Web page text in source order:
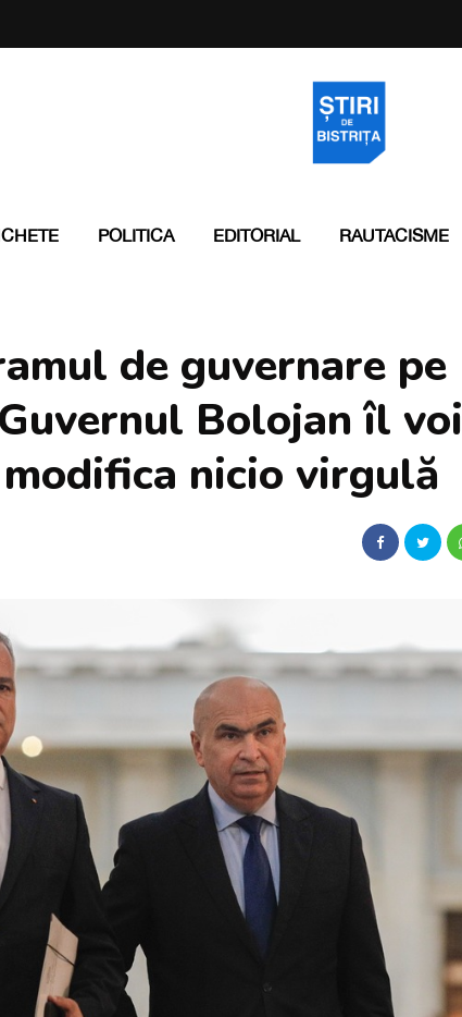
POLITICA EDITORIAL RAUTACISME
de guvernare pe
Bolojan îl voi
nicio virgulă